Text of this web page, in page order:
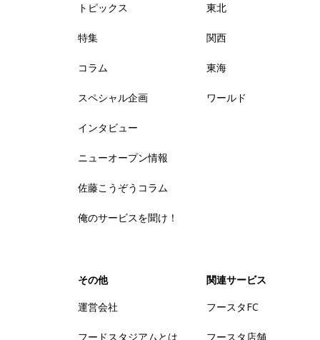
トピックス
特集
コラム
スペシャル企画
インタビュー
ニューオープン情報
佐藤こうぞうコラム
俺のサービスを聞け！
東北
関西
東海
ワールド
その他
運営会社
フードスタジアムとは
関連サービス
フースタFC
フースタ店舗